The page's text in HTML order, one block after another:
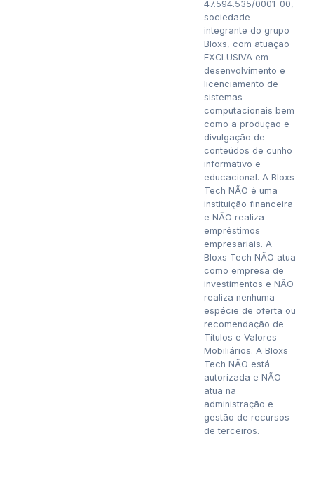
47.594.535/0001-00,
sociedade
integrante do grupo
Bloxs, com atuação
EXCLUSIVA em
desenvolvimento e
licenciamento de
sistemas
computacionais bem
como a produção e
divulgação de
conteúdos de cunho
informativo e
educacional. A Bloxs
Tech NÃO é uma
instituição financeira
e NÃO realiza
empréstimos
empresariais. A
Bloxs Tech NÃO atua
como empresa de
investimentos e NÃO
realiza nenhuma
espécie de oferta ou
recomendação de
Títulos e Valores
Mobiliários. A Bloxs
Tech NÃO está
autorizada e NÃO
atua na
administração e
gestão de recursos
de terceiros.